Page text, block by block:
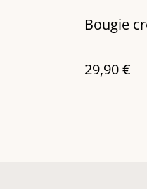
Bougie
29,90 €